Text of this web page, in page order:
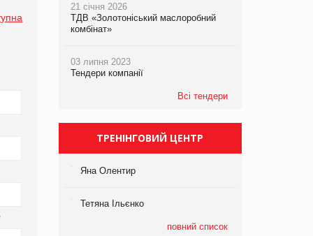
21 січня 2026
ТДВ «Золотоніський маслоробний
комбінат»
03 липня 2023
Тендери компанії
Всі тендери
ТРЕНІНГОВИЙ ЦЕНТР
Яна Олентир
Тетяна Ільєнко
повний список